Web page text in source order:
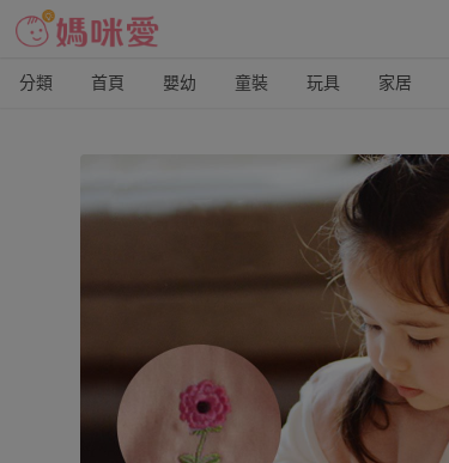
分類 首頁 嬰幼 童裝 玩具 家居